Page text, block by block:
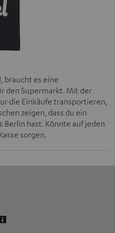
braucht es eine
den Supermarkt. Mit der
die Einkäufe transportieren,
zeigen, dass du ein
Berlin hast. Könnte auf jeden
sorgen.